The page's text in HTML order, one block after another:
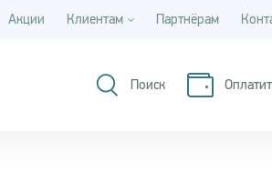
Акции Клиентам Партнёрам
Поиск